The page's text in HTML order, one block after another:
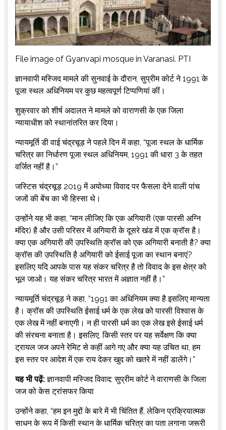
File image of Gyanvapi mosque in Varanasi. PTI
ज्ञानवापी मस्जिद मामले की सुनवाई के दौरान, सुप्रीम कोर्ट ने 1991 के
पूजा स्थल अधिनियम पर कुछ महत्वपूर्ण टिप्पणियां कीं।
शुक्रवार को शीर्ष अदालत ने मामले को वाराणसी के एक जिला
न्यायाधीश को स्थानांतरित कर दिया।
न्यायमूर्ति डी वाई चंद्रचूड़ ने पहले दिन में कहा, “पूजा स्थल के धार्मिक
चरित्र का निर्धारण पूजा स्थल अधिनियम, 1991 की धारा 3 के तहत
वर्जित नहीं है।”
जस्टिस चंद्रचूड़ 2019 में अयोध्या विवाद पर फैसला देने वाली पांच
जजों की बेंच का भी हिस्सा थे।
उन्होंने यह भी कहा, “मान लीजिए कि एक अगियारी (एक पारसी अग्नि
मंदिर) है और उसी परिसर में अगियारी के दूसरे खंड में एक क्रॉस है।
क्या एक अगियारी की उपस्थिति क्रॉस को एक अगियारी बनाती है? क्या
क्रॉस की उपस्थिति है अगियारी को ईसाई पूजा का स्थान बनाएं?
इसलिए यदि आपके पास यह संकर चरित्र है तो विवाद के इस क्षेत्र को
भूल जाओ। यह संकर चरित्र भारत में अज्ञात नहीं है।”
न्यायमूर्ति चंद्रचूड़ ने कहा, “1991 का अधिनियम क्या है इसलिए मान्यता
है। क्रॉस की उपस्थिति ईसाई धर्म के एक लेख को पारसी विश्वास के
एक लेख में नहीं बनाएगी। न ही पारसी धर्म का एक लेख इसे ईसाई धर्म
की संरचना बनाता है। इसलिए, किसी स्तर पर यह सर्वेक्षण कि क्या
ट्रायल जज अपने रेमिट से कहीं आगे गए और क्या यह उचित था, हम
इस स्तर पर आदेश में एक राय देकर खुद को खतरे में नहीं डालेंगे।”
यह भी पढ़ें:ज्ञानवापी मस्जिद विवाद: सुप्रीम कोर्ट ने वाराणसी के जिला
जज को केस ट्रांसफर किया
उन्होंने कहा, “हम इन मुद्दों के बारे में भी चिंतित हैं, लेकिन प्रक्रियात्मक
साधन के रूप में किसी स्थान के धार्मिक चरित्र का पता लगाना जरूरी